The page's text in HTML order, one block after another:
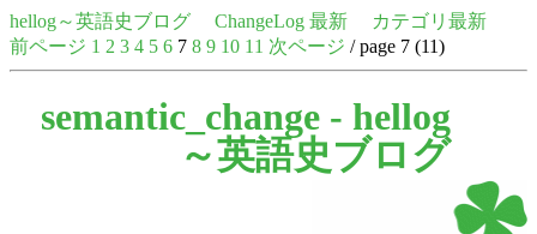
hellog～英語史ブログ ChangeLog 最新
カテゴリ最新
前ページ 1 2 3 4 5 6 7 8 9 10 11 次ページ / page 7 (11)
semantic_change - hellog
～英語史ブログ